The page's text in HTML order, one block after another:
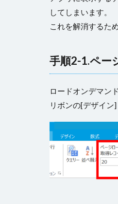
してしまいます。
これを解消するた
手順2-1.ペー
ロードオンデマン
リボンの[デザイン